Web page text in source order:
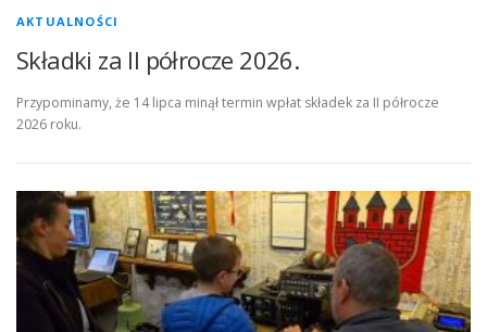
AKTUALNOŚCI
Składki za II półrocze 2026.
Przypominamy, że 14 lipca minął termin wpłat składek za II półrocze
2026 roku.